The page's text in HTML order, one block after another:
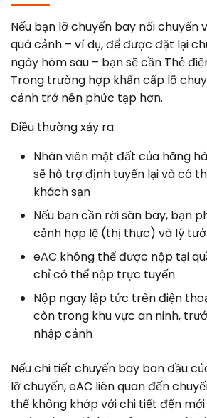
Nếu bạn lỡ chuyến bay nối chuyến
quá cảnh – ví dụ, để được đặt lại
ngày hôm sau – bạn sẽ cần Thẻ
Trong trường hợp khẩn cấp lỡ
cảnh trở nên phức tạp hơn.
Điều thường xảy ra:
Nhân viên mặt đất của hãng
sẽ hỗ trợ định tuyến lại và có
khách sạn
Nếu bạn cần rời sân bay, bạn
cảnh hợp lệ (thị thực) và lý
eAC không thể được nộp tại
chỉ có thể nộp trực tuyến
Nộp ngay lập tức trên điện
còn trong khu vực an ninh,
nhập cảnh
Nếu chi tiết chuyến bay ban đầu
lỡ chuyến, eAC liên quan đến
thể không khớp với chi tiết đến